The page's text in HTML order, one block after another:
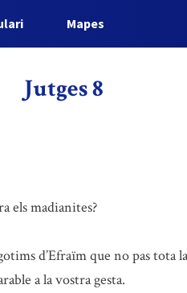
Mapes
Jutges 8
els madianites?
d’Efraïm que no pas tota
a la vostra gesta.